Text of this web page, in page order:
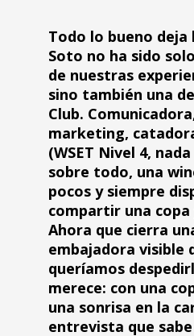
Todo lo bueno deja
Soto no ha sido
de nuestras
sino también una
Club.
marketing,
(WSET Nivel 4,
sobre todo, una
pocos y siempre
compartir una copa
Ahora que cierra
embajadora visible
queríamos
merece: con una
una sonrisa en la
entrevista que